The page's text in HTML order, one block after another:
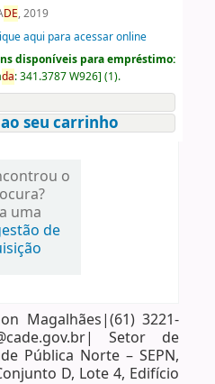
DE, 2019
aqui para acessar online
disponíveis para empréstimo:
da:341.3787 W926] (1).
seu carrinho
o
uma
de
Magalhães|(61) 3221-
Setor de
Pública Norte – SEPN,
D, Lote 4, Edifício